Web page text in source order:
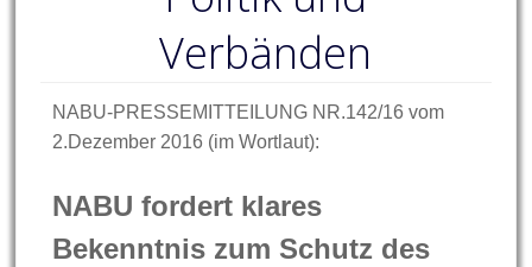
Verbänden
NABU-PRESSEMITTEILUNG NR.142/16 vom
2.Dezember 2016 (im Wortlaut):
NABU fordert klares
Bekenntnis zum Schutz des